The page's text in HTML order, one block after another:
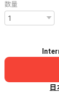
数量